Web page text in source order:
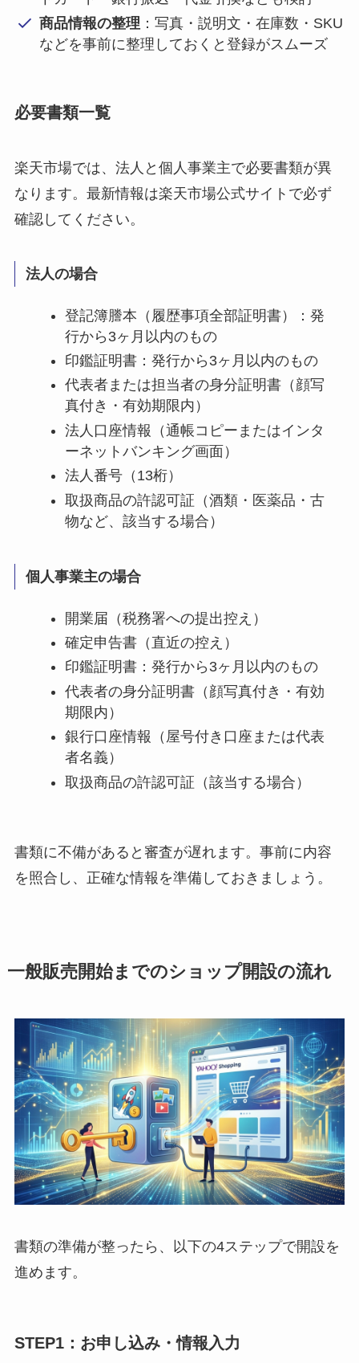
商品情報の整理 ：写真・説明文・在庫数・SKU
などを事前に整理しておくと登録がスムーズ
必要書類一覧
楽天市場では、法人と個人事業主で必要書類が異
なります。最新情報は楽天市場公式サイトで必ず
確認してください。
法人の場合
登記簿謄本（履歴事項全部証明書）：発
行から3ヶ月以内のもの
印鑑証明書：発行から3ヶ月以内のもの
代表者または担当者の身分証明書（顔写
真付き・有効期限内）
法人口座情報（通帳コピーまたはインタ
ーネットバンキング画面）
法人番号（13桁）
取扱商品の許認可証（酒類・医薬品・古
物など、該当する場合）
個人事業主の場合
開業届（税務署への提出控え）
確定申告書（直近の控え）
印鑑証明書：発行から3ヶ月以内のもの
代表者の身分証明書（顔写真付き・有効
期限内）
銀行口座情報（屋号付き口座または代表
者名義）
取扱商品の許認可証（該当する場合）
書類に不備があると審査が遅れます。事前に内容
を照合し、正確な情報を準備しておきましょう。
一般販売開始までのショップ開設の流れ
書類の準備が整ったら、以下の4ステップで開設を
進めます。
STEP1：お申し込み・情報入力